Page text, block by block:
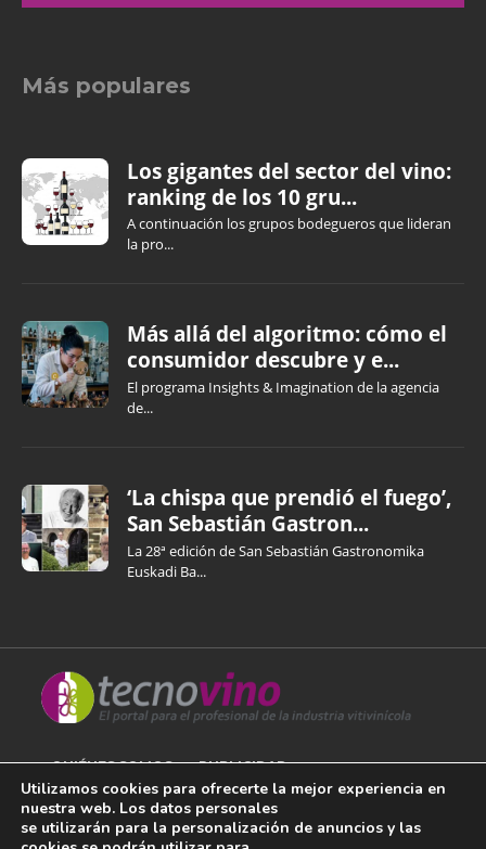
Más populares
Los gigantes del sector del vino:
ranking de los 10 gru...
A continuación los grupos bodegueros que lideran
la pro...
Más allá del algoritmo: cómo el
consumidor descubre y e...
El programa Insights & Imagination de la agencia
de...
‘La chispa que prendió el fuego’,
San Sebastián Gastron...
La 28ª edición de San Sebastián Gastronomika
Euskadi Ba...
QUIÉNES SOMOS PUBLICIDAD
AVISO LEGAL
Utilizamos cookies para ofrecerte la mejor experiencia en
nuestra web. Los datos personales
se utilizarán para la personalización de anuncios y las